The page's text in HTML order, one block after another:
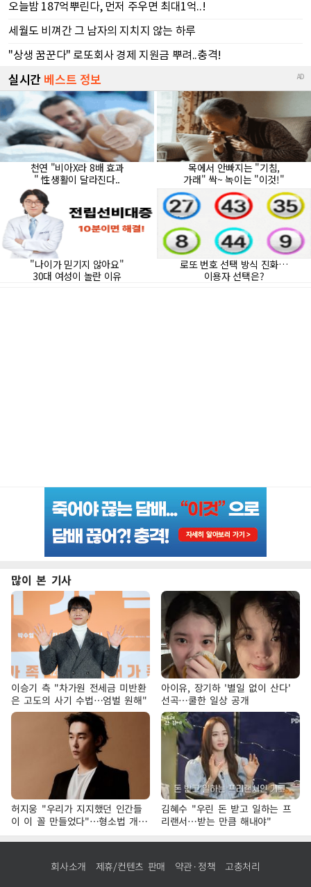
많이 본 기사
이승기 측 "차가원 전세금 미반환
은 고도의 사기 수법…엄벌 원해"
아이유, 장기하 '별일 없이 산다'
선곡…쿨한 일상 공개
허지웅 "우리가 지지했던 인간들
이 이 꼴 만들었다"…형소법 개정
에 격한 반응
김혜수 "우린 돈 받고 일하는 프
리랜서…받는 만큼 해내야"
회사소개 제휴/컨텐츠 판매 약관·정책 고충처리